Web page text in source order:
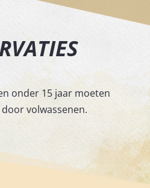
onder 15 jaar moeten
volwassenen.